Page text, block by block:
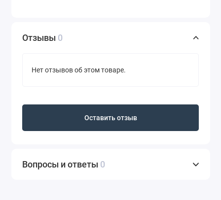
Отзывы 0
Нет отзывов об этом товаре.
Оставить отзыв
Вопросы и ответы 0